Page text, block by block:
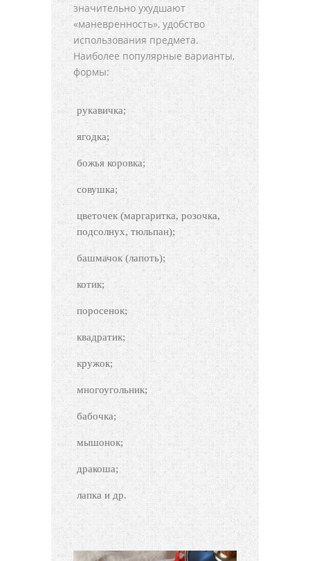
значительно ухудшают
«маневренность», удобство
использования предмета.
Наиболее популярные варианты,
формы:
рукавичка;
ягодка;
божья коровка;
совушка;
цветочек (маргаритка, розочка,
подсолнух, тюльпан);
башмачок (лапоть);
котик;
поросенок;
квадратик;
кружок;
многоугольник;
бабочка;
мышонок;
дракоша;
лапка и др.